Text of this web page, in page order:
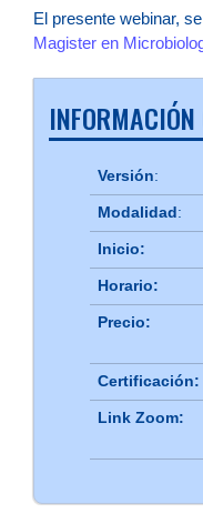
El presente webinar,
Magister en
INFORMACIÓN
Versión:
Modalidad:
Inicio:
Horario:
Precio:
Certificación:
Link Zoom: